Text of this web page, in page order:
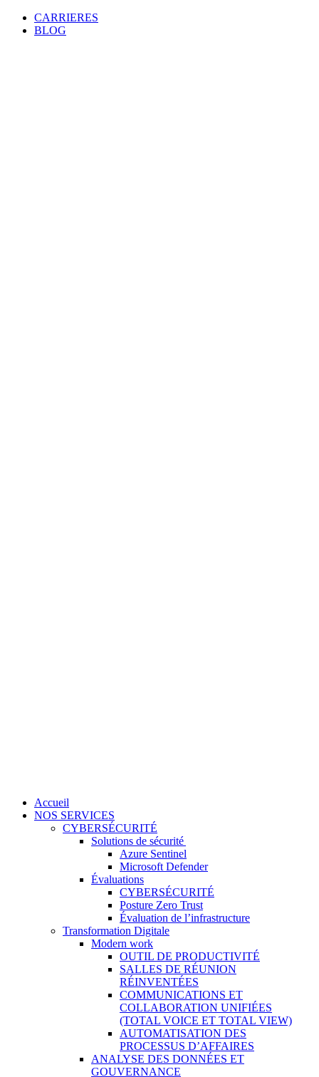
CARRIERES
BLOG
Accueil
NOS SERVICES
CYBERSÉCURITÉ
Solutions de sécurité
Azure Sentinel
Microsoft Defender
Évaluations
CYBERSÉCURITÉ
Posture Zero Trust
Évaluation de l’infrastructure
Transformation Digitale
Modern work
OUTIL DE PRODUCTIVITÉ
SALLES DE RÉUNION
RÉINVENTÉES
COMMUNICATIONS ET
COLLABORATION UNIFIÉES
(TOTAL VOICE ET TOTAL VIEW)
AUTOMATISATION DES
PROCESSUS D’AFFAIRES
ANALYSE DES DONNÉES ET
GOUVERNANCE